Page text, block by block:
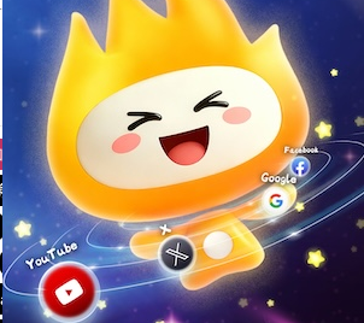
速器
旋风加速器
软件中心 雷霆加速
狂飙加速器
安易加速器 outline
极光加速器
快连加速器app
旋风加速度器
下载 盘古加速器官网